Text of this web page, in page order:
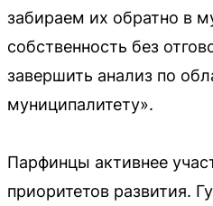
забираем их обратно в
собственность без
завершить анализ по
муниципалитету».
Парфинцы активнее
приоритетов развития.